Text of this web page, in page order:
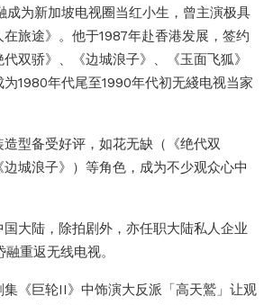
成为新加坡电视圈当红小生，曾主演极具
旅途》。他于1987年赴香港发展，签约
双骄》、《边城浪子》、《玉面飞狐》
1980年代尾至1990年代初无綫电视当家
型备受好评，如花无缺（《绝代双
城浪子》）等角色，成为不少观众心中
大陆，除拍剧外，亦任职大陆私人企业
重返无线电视。
《巨轮II》中饰演大反派「高天鷲」让观